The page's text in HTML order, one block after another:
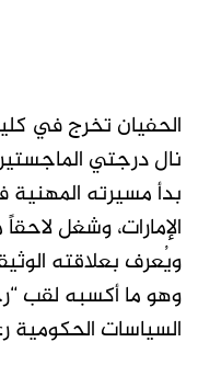
الحفيان تخرج في
نال درجتي
بدأ مسيرته
الإمارات، وشغل
ويُعرف بعلاقته
وهو ما أكسبه لقب
السياسات